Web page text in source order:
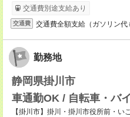
交通費別途支給あり
交通費 交通費全額支給（ガソリン代
勤務地
静岡県掛川市
車通勤OK / 自転車・バ
【掛川市】掛川・掛川市役所前・